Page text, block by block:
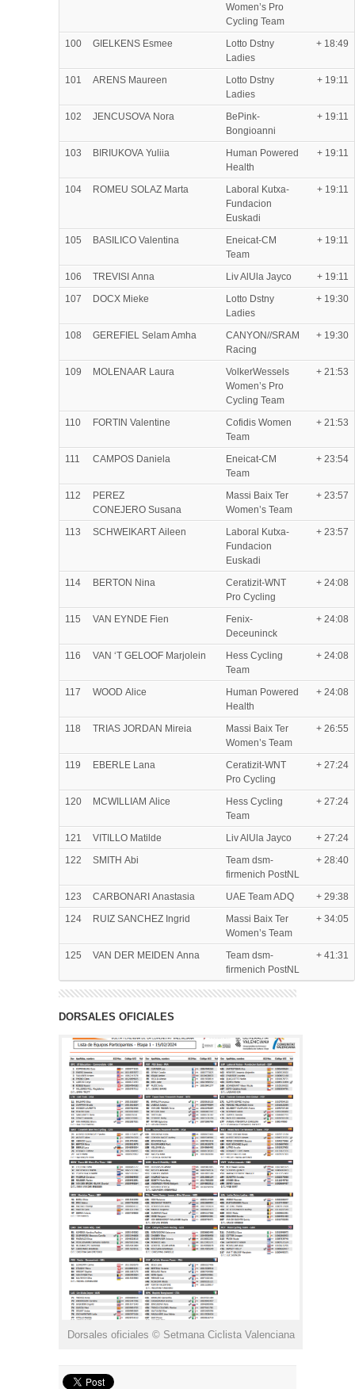
Women’s Pro
Cycling Team
100 GIELKENS Esmee
Lotto Dstny
Ladies
+ 18:49
101 ARENS Maureen
Lotto Dstny
Ladies
+ 19:11
102 JENCUSOVA Nora
BePink-
Bongioanni
+ 19:11
103 BIRIUKOVA Yuliia
Human Powered
Health
+ 19:11
104 ROMEU SOLAZ Marta
Laboral Kutxa-
Fundacion
Euskadi
+ 19:11
105 BASILICO Valentina
Eneicat-CM
Team
+ 19:11
106 TREVISI Anna Liv AlUla Jayco
+ 19:11
107
DOCX Mieke
Lotto Dstny
Ladies
+ 19:30
108 GEREFIEL Selam Amha
CANYON//SRAM
Racing
+ 19:30
109 MOLENAAR Laura
VolkerWessels
Women’s Pro
Cycling Team
+ 21:53
110 FORTIN Valentine
Cofidis Women
Team
+ 21:53
111 CAMPOS Daniela
Eneicat-CM
Team
+ 23:54
112
PEREZ
CONEJERO Susana
Massi Baix Ter
Women’s Team
+ 23:57
113 SCHWEIKART Aileen
Laboral Kutxa-
Fundacion
Euskadi
+ 23:57
114 BERTON Nina
Ceratizit-WNT
Pro Cycling
+ 24:08
115 VAN EYNDE Fien
Fenix-
Deceuninck
+ 24:08
116 VAN ‘T GELOOF Marjolein
Hess Cycling
Team
+ 24:08
117 WOOD Alice
Human Powered
Health
+ 24:08
118 TRIAS JORDAN Mireia
Massi Baix Ter
Women’s Team
+ 26:55
119 EBERLE Lana
Ceratizit-WNT
Pro Cycling
+ 27:24
120 MCWILLIAM Alice
Hess Cycling
Team
+ 27:24
121 VITILLO Matilde Liv AlUla Jayco
+ 27:24
122
SMITH Abi
Team dsm-
firmenich PostNL
+ 28:40
123 CARBONARI Anastasia UAE Team ADQ
+ 29:38
124
RUIZ SANCHEZ Ingrid
Massi Baix Ter
Women’s Team
+ 34:05
125 VAN DER MEIDEN Anna
Team dsm-
firmenich PostNL
+ 41:31
DORSALES OFICIALES
Dorsales oficiales © Setmana Ciclista Valenciana